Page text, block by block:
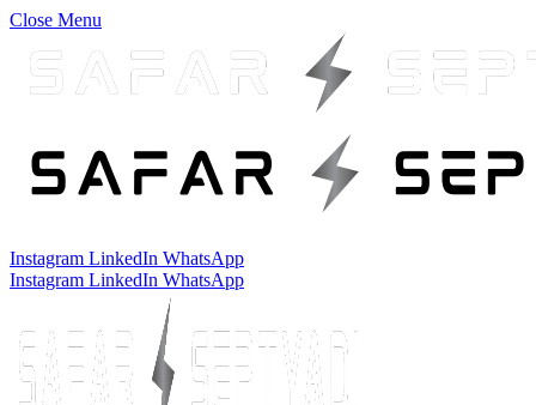
Close Menu
Instagram LinkedIn WhatsApp
Instagram LinkedIn WhatsApp